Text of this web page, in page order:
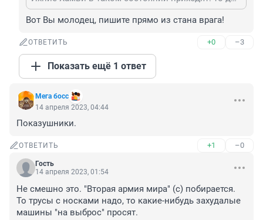
Вот Вы молодец, пишите прямо из стана врага!
ОТВЕТИТЬ +0 –3
Показать ещё 1 ответ
Мега босс
14 апреля 2023, 04:44
Показушники.
ОТВЕТИТЬ +1 –0
Гость
14 апреля 2023, 01:54
Не смешно это. "Вторая армия мира" (с) побирается.
То трусы с носками надо, то какие-нибудь захудалые
машины "на выброс" просят.